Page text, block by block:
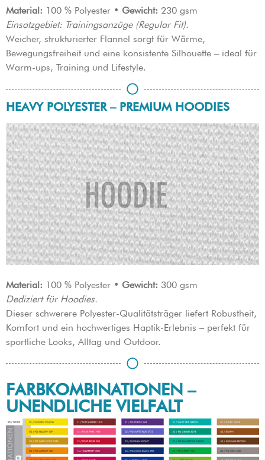
Material: 100 % Polyester • Gewicht: 230 gsm
Einsatzgebiet: Trainingsanzüge (Regular Fit).
Weicher, strukturierter Flannel sorgt für Wärme,
Bewegungsfreiheit und eine konsistente Silhouette – ideal für
Warm-ups, Training und Lifestyle.
HEAVY POLYESTER – PREMIUM HOODIES
Material: 100 % Polyester • Gewicht: 300 gsm
Dediziert für Hoodies.
Dieser schwerere Polyester-Qualitätsträger liefert Robustheit,
Komfort und ein hochwertiges Haptik-Erlebnis – perfekt für
sportliche Looks, Alltag und Outdoor.
FARBKOMBINATIONEN –
UNENDLICHE VIELFALT